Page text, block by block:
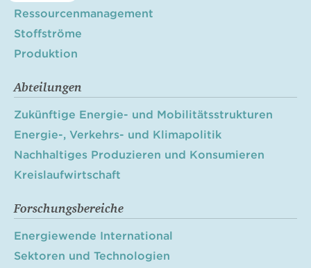
Ressourcenmanagement
Stoffströme
Produktion
Abteilungen
Zukünftige Energie- und Mobilitätsstrukturen
Energie-, Verkehrs- und Klimapolitik
Nachhaltiges Produzieren und Konsumieren
Kreislaufwirtschaft
Forschungsbereiche
Energiewende International
Sektoren und Technologien